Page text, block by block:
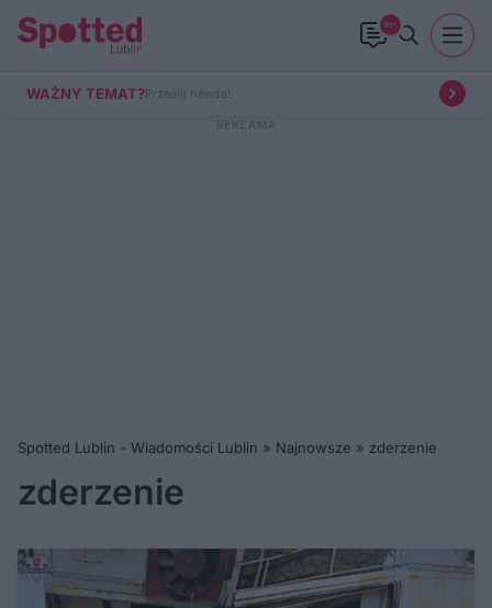
99+
WAŻNY TEMAT?Prześlij newsa!
Spotted Lublin - Wiadomości Lublin » Najnowsze » zderzenie
zderzenie